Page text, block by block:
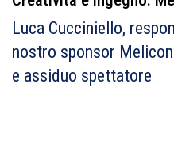
Luca Cucciniello,
nostro sponsor
e assiduo spettatore